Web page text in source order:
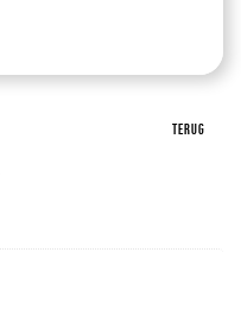
TERUG